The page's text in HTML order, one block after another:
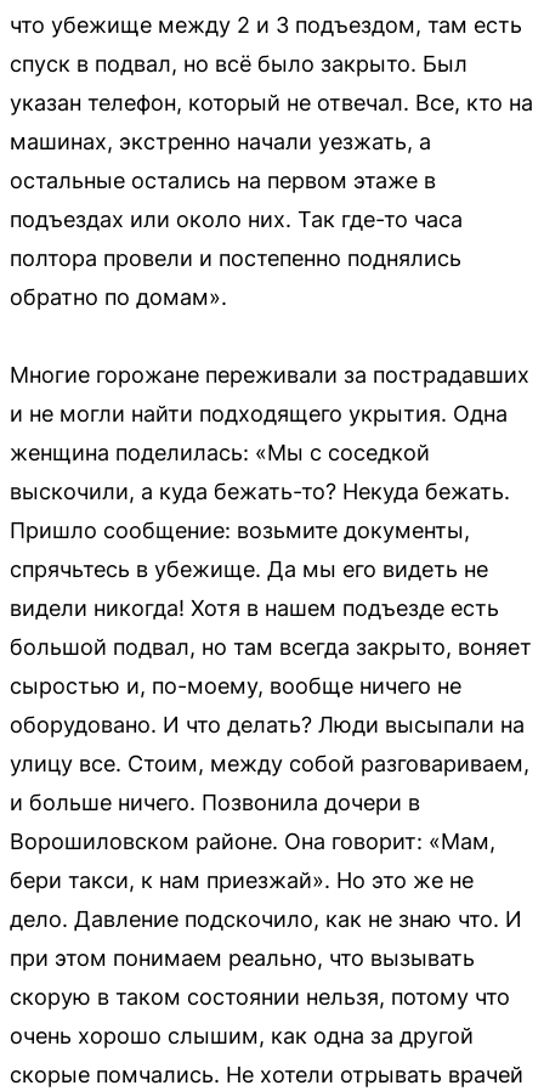
что убежище между 2 и 3 подъездом, там есть
спуск в подвал, но всё было закрыто. Был
указан телефон, который не отвечал. Все, кто на
машинах, экстренно начали уезжать, а
остальные остались на первом этаже в
подъездах или около них. Так где-то часа
полтора провели и постепенно поднялись
обратно по домам».
Многие горожане переживали за пострадавших
и не могли найти подходящего укрытия. Одна
женщина поделилась: «Мы с соседкой
выскочили, а куда бежать-то? Некуда бежать.
Пришло сообщение: возьмите документы,
спрячьтесь в убежище. Да мы его видеть не
видели никогда! Хотя в нашем подъезде есть
большой подвал, но там всегда закрыто, воняет
сыростью и, по-моему, вообще ничего не
оборудовано. И что делать? Люди высыпали на
улицу все. Стоим, между собой разговариваем,
и больше ничего. Позвонила дочери в
Ворошиловском районе. Она говорит: «Мам,
бери такси, к нам приезжай». Но это же не
дело. Давление подскочило, как не знаю что. И
при этом понимаем реально, что вызывать
скорую в таком состоянии нельзя, потому что
очень хорошо слышим, как одна за другой
скорые помчались. Не хотели отрывать врачей